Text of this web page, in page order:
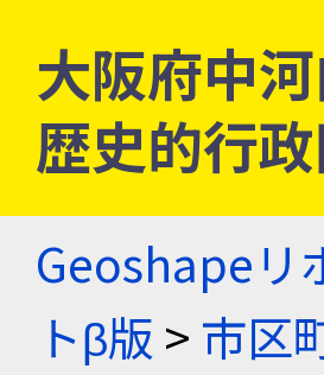
大阪府中
歴史的行
Geoshapeリ
トβ版 > 市区